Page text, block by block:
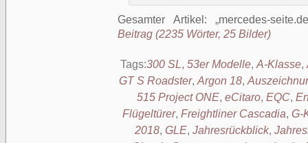
Gesamter Artikel: mercedes-
Beitrag (2235 Wörter, 25 Bilder)
Tags:300 SL, 53er Modelle, A-Klasse,
GT S Roadster, Argon 18,
515 Project ONE, eCitaro, EQC,
Flügeltürer, Freightliner Cascadia, G-
2018, GLE, Jahresrückblick,